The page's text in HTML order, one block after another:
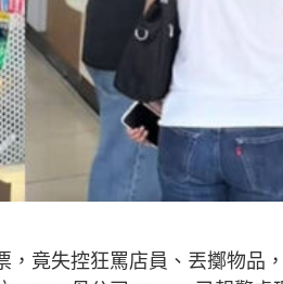
竟失控狂罵店員、丟擲物品